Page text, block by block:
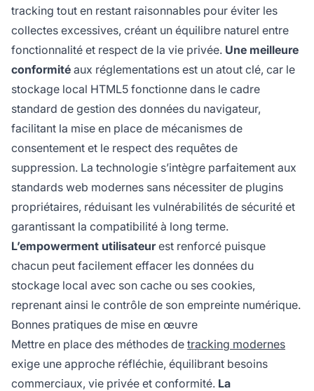
tracking tout en restant raisonnables pour éviter les
collectes excessives, créant un équilibre naturel entre
fonctionnalité et respect de la vie privée. Une meilleure
conformité aux réglementations est un atout clé, car le
stockage local HTML5 fonctionne dans le cadre
standard de gestion des données du navigateur,
facilitant la mise en place de mécanismes de
consentement et le respect des requêtes de
suppression. La technologie s’intègre parfaitement aux
standards web modernes sans nécessiter de plugins
propriétaires, réduisant les vulnérabilités de sécurité et
garantissant la compatibilité à long terme.
L’empowerment utilisateurest renforcé puisque
chacun peut facilement effacer les données du
stockage local avec son cache ou ses cookies,
reprenant ainsi le contrôle de son empreinte numérique.
Bonnes pratiques de mise en œuvre
Mettre en place des méthodes de tracking modernes
exige une approche réfléchie, équilibrant besoins
commerciaux, vie privée et conformité. La